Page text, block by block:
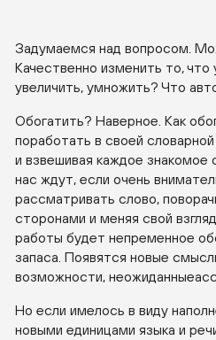
Задумаемся над вопросом.
Качественно изменить то,
увеличить, умножить? Что
Обогатить? Наверное. Как
поработать в своей
и взвешивая каждое знакомое
нас ждут, если очень
рассматривать слово,
сторонами и меняя свой
работы будет непременное
запаса. Появятся новые
возможности,
Но если имелось в виду
новыми единицами языка и